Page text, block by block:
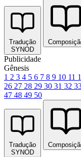
Tradução
SYNOD
Publicidade
Gênesis
1 2 3 4 5 6 7 8 9 10 11
26 27 28 29 30 31 32
47 48 49 50
Tradução
SYNOD